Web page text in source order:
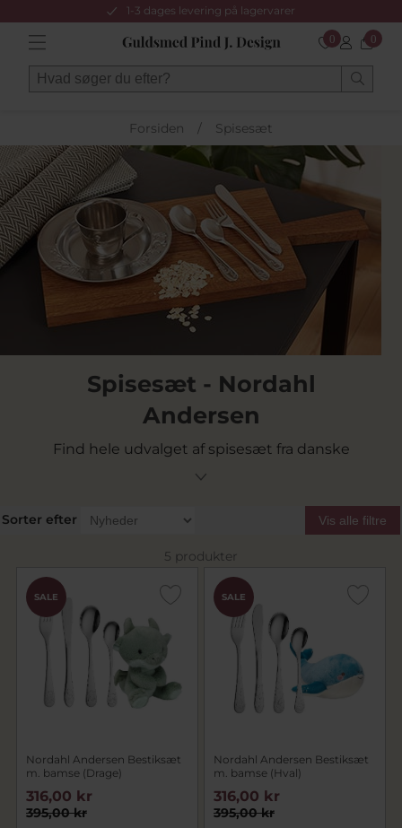
1-3 dages levering på lagervarer
0 0
Forsiden / Spisesæt
Spisesæt - Nordahl
Andersen
Find hele udvalget af spisesæt fra danske
Sorter efter Vis alle filtre
5 produkter
SALE
Nordahl Andersen Bestiksæt
m. bamse (Drage)
395,00 kr
316,00 kr
SALE
Nordahl Andersen Bestiksæt
m. bamse (Hval)
395,00 kr
316,00 kr